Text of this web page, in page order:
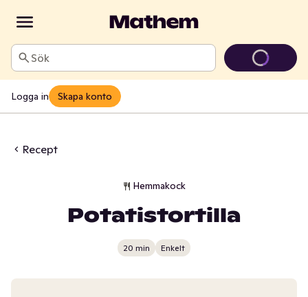
Sök
Logga in Skapa konto
Recept
Hemmakock
Potatistortilla
20 min Enkelt